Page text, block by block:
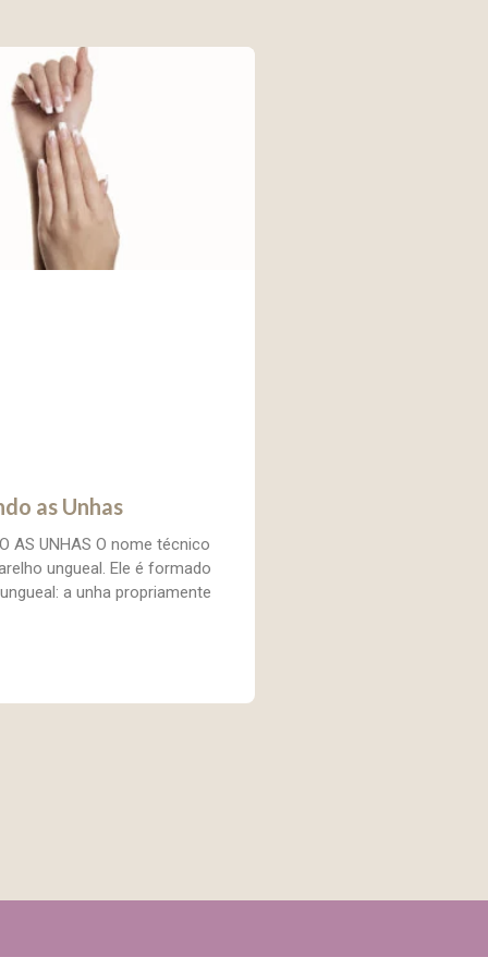
as Unhas
AS UNHAS O nome técnico
ungueal. Ele é formado
a unha propriamente